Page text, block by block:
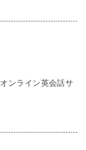
ンライン英会話サ